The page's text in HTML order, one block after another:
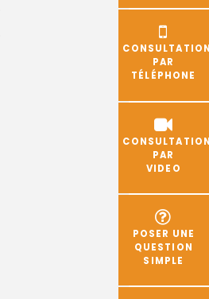
PAR
TÉLÉPHONE
PAR
VIDEO
POSER UNE
QUESTION
SIMPLE